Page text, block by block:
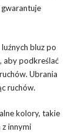
gwarantuje
bluz po
aby podkreślać
Ubrania
ruchów.
kolory, takie
z innymi